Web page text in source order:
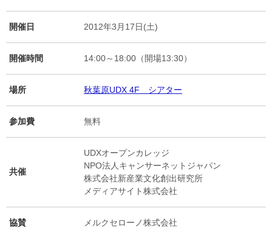
開催日 2012年3月17日(土)
開催時間 14:00～18:00（開場13:30）
場所 秋葉原UDX 4F シアター
参加費 無料
共催
UDXオープンカレッジ
NPO法人キャンサーネットジャパン
株式会社新産業文化創出研究所
メディアサイト株式会社
協賛 メルクセローノ株式会社